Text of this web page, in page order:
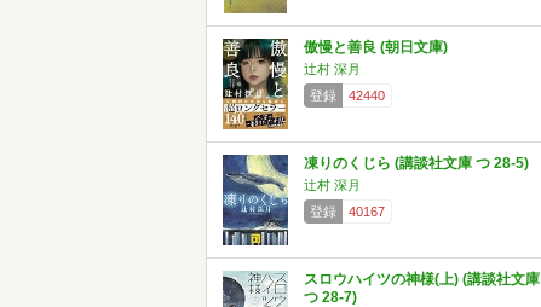
傲慢と善良 (朝日文庫)
辻村 深月
登録
42440
凍りのくじら (講談社文庫 つ 28-5)
辻村 深月
登録
40167
スロウハイツの神様(上) (講談社文庫
つ 28-7)